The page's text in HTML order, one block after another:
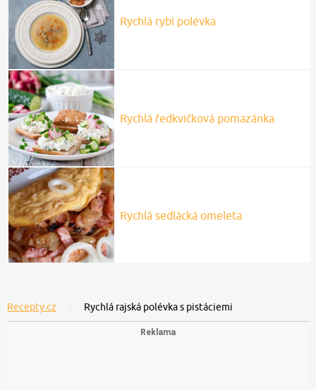
Rychlá rybí polévka
Rychlá ředkvičková pomazánka
Rychlá sedlácká omeleta
Recepty.cz Rychlá rajská polévka s pistáciemi